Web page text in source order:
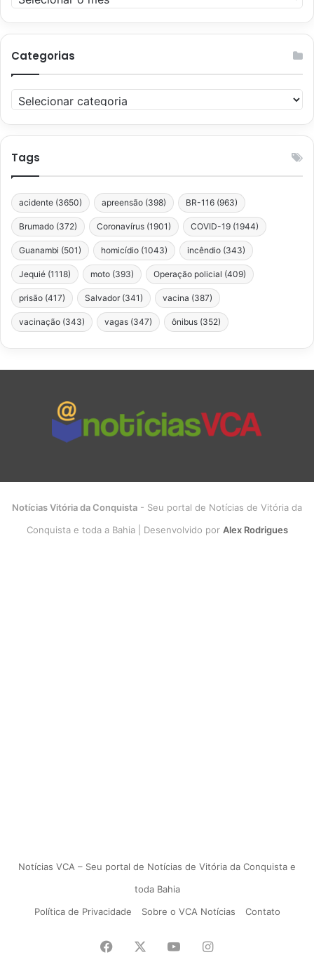
Categorias
Categorias
Tags
acidente (3650) apreensão (398) BR-116 (963)
Brumado (372) Coronavírus (1901) COVID-19 (1944)
Guanambi (501) homicídio (1043) incêndio (343)
Jequié (1118) moto (393) Operação policial (409)
prisão (417) Salvador (341) vacina (387)
vacinação (343) vagas (347) ônibus (352)
Notícias Vitória da Conquista - Seu portal de Notícias de Vitória da
Conquista e toda a Bahia | Desenvolvido por Alex Rodrigues
Notícias VCA – Seu portal de Notícias de Vitória da Conquista e
toda Bahia
Política de Privacidade
Sobre o VCA Notícias Contato
Facebook YouTubeInstagram